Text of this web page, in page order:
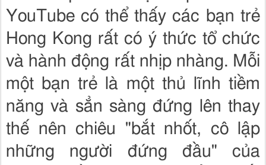
YouTube có thể thấy các bạn trẻ
Hong Kong rất có ý thức tổ chức
và hành động rất nhịp nhàng. Mỗi
một bạn trẻ là một thủ lĩnh tiềm
năng và sẳn sàng đứng lên thay
thế nên chiêu "bắt nhốt, cô lập
những người đứng đầu" của